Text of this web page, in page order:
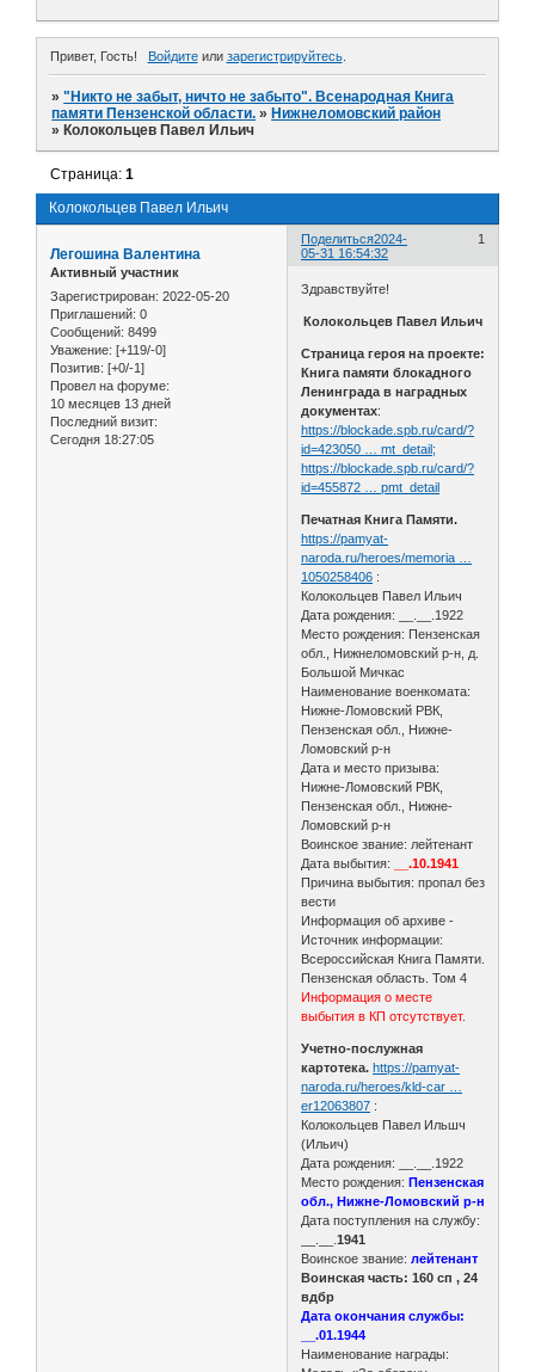
Привет, Гость! Войдитеили зарегистрируйтесь.
»"Никто не забыт, ничто не забыто". Всенародная Книга
памяти Пензенской области. » Нижнеломовский район
» Колокольцев Павел Ильич
Колокольцев Павел Ильич
Страница:1
Поделиться 1
2024-
05-31 16:54:32
Легошина Валентина
Активный участник
Зарегистрирован: 2022-05-20
Приглашений: 0
Сообщений: 8499
Уважение: [+119/-0]
Позитив: [+0/-1]
Провел на форуме:
10 месяцев 13 дней
Последний визит:
Сегодня 18:27:05
Здравствуйте!
Колокольцев Павел Ильич
Страница героя на проекте:
Книга памяти блокадного
Ленинграда в наградных
документах:
https://blockade.spb.ru/card/?
id=423050 … mt_detail;
https://blockade.spb.ru/card/?
id=455872 … pmt_detail
Печатная Книга Памяти.
https://pamyat-
naroda.ru/heroes/memoria …
1050258406 :
Колокольцев Павел Ильич
Дата рождения: __.__.1922
Место рождения: Пензенская
обл., Нижнеломовский р-н, д.
Большой Мичкас
Наименование военкомата:
Нижне-Ломовский РВК,
Пензенская обл., Нижне-
Ломовский р-н
Дата и место призыва:
Нижне-Ломовский РВК,
Пензенская обл., Нижне-
Ломовский р-н
Воинское звание: лейтенант
Дата выбытия:
__.10.1941
Причина выбытия: пропал без
вести
Информация об архиве -
Источник информации:
Всероссийская Книга Памяти.
Пензенская область. Том 4
Информация о месте
выбытия в КП отсутствует.
Учетно-послужная
картотека. https://pamyat-
naroda.ru/heroes/kld-car …
er12063807 :
Колокольцев Павел Ильшч
(Ильич)
Дата рождения: __.__.1922
Место рождения:Пензенская
обл., Нижне-Ломовский р-н
Дата поступления на службу:
__.__.1941
Воинское звание:лейтенант
Воинская часть: 160 сп , 24
вдбр
Дата окончания службы:
__.01.1944
Наименование награды: